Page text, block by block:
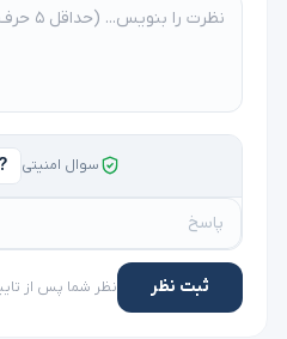
سوال امنیتی
ثبت نظر نظر شما پس از